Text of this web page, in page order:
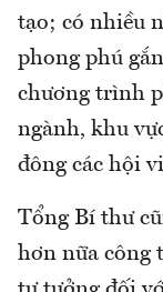
tạo; có nhiều
phong phú
chương trình
ngành, khu
đông các hội
Tổng Bí thư
hơn nữa công